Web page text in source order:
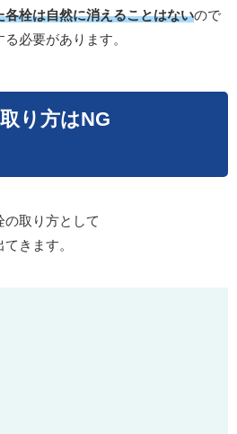
栓は自然に消えることはないので
必要があります。
り方はNG
の取り方として
きます。